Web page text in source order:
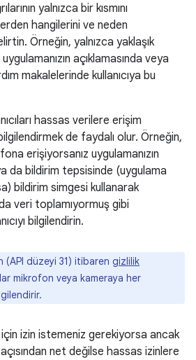
yalnızca bir kısmını
hangilerini ve neden
Örneğin, yalnızca yaklaşık
açıklamasında veya
makalelerinde kullanıcıya bu
hassas verilere erişim
de faydalı olur. Örneğin,
erişiyorsanız uygulamanızın
da bildirim tepsisinde (uygulama
bildirim simgesi kullanarak
veri toplamıyormuş gibi
bilgilendirin.
(API düzeyi 31) itibaren gizlilik
mikrofon veya kameraya her
için izin istemeniz gerekiyorsa ancak
açısından net değilse hassas izinlere